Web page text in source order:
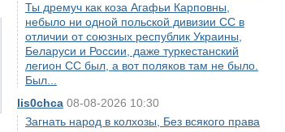
Ты дремуч как коза Агафьи Карповны,
небыло ни одной польской дивизии СС в
отличии от союзных республик Украины,
Беларуси и России, даже туркестанский
легион СС был, а вот поляков там не было.
Был...
lis0chca 08-08-2026 10:30
Загнать народ в колхозы, Без всякого права